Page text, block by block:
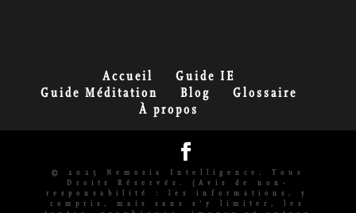
Accueil
Guide IE
Guide Méditation
Blog
Glossaire
À propos
© 2025 Nemosia Intelligence. Tous
Droits Réservés. (Avis de non-
responsabilité : les informations, y
compris, mais sans s'y limiter, les